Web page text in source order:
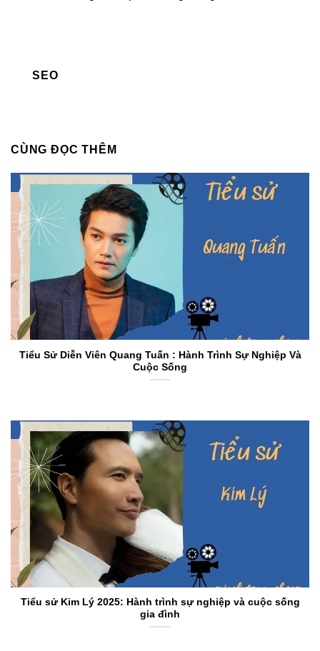
SEO
CÙNG ĐỌC THÊM
Tiểu Sử Diễn Viên Quang Tuấn : Hành Trình Sự Nghiệp Và
Cuộc Sống
Tiểu sử Kim Lý 2025: Hành trình sự nghiệp và cuộc sống
gia đình